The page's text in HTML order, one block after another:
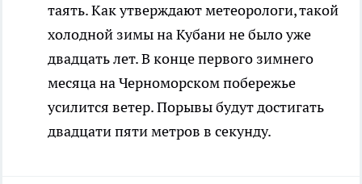
таять. Как утверждают метеорологи, такой
холодной зимы на Кубани не было уже
двадцать лет. В конце первого зимнего
месяца на Черноморском побережье
усилится ветер. Порывы будут достигать
двадцати пяти метров в секунду.